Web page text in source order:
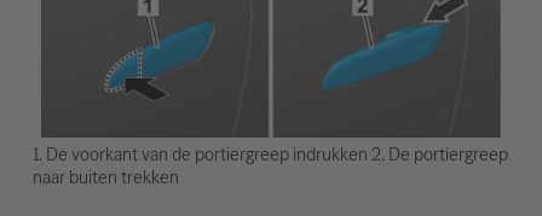
1. De voorkant van de portiergreep indrukken 2. De portiergreep
naar buiten trekken